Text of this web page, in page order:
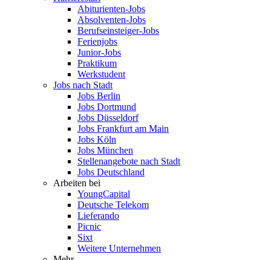
Abiturienten-Jobs
Absolventen-Jobs
Berufseinsteiger-Jobs
Ferienjobs
Junior-Jobs
Praktikum
Werkstudent
Jobs nach Stadt
Jobs Berlin
Jobs Dortmund
Jobs Düsseldorf
Jobs Frankfurt am Main
Jobs Köln
Jobs München
Stellenangebote nach Stadt
Jobs Deutschland
Arbeiten bei
YoungCapital
Deutsche Telekom
Lieferando
Picnic
Sixt
Weitere Unternehmen